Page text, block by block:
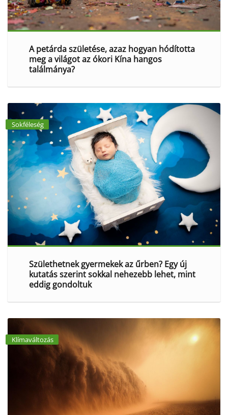
A petárda születése, azaz hogyan hódította
meg a világot az ókori Kína hangos
találmánya?
Sokféleség
Születhetnek gyermekek az űrben? Egy új
kutatás szerint sokkal nehezebb lehet, mint
eddig gondoltuk
Klímaváltozás